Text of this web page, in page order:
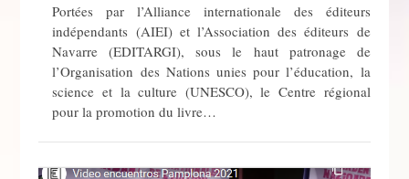
Portées par l’Alliance internationale des éditeurs
indépendants (AIEI) et l’Association des éditeurs de
Navarre (EDITARGI), sous le haut patronage de
l’Organisation des Nations unies pour l’éducation, la
science et la culture (UNESCO), le Centre régional
pour la promotion du livre…